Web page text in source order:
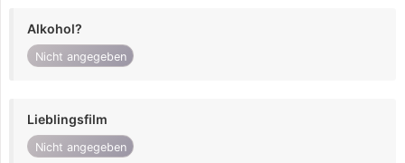
Alkohol?
Nicht angegeben
Lieblingsfilm
Nicht angegeben